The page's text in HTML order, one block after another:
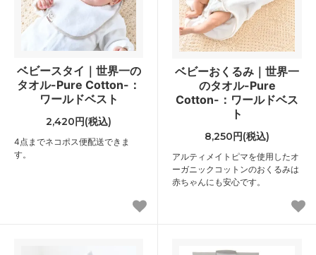
ベビースタイ｜世界一の
タオル-Pure Cotton-：
ワールドベスト
2,420円(税込)
4点までネコポス便配送できま
す。
ベビーおくるみ｜世界一
のタオル-Pure
Cotton-：ワールドベス
ト
8,250円(税込)
アルティメイトピマを使用したオ
ーガニックコットンのおくるみは
赤ちゃんにも安心です。